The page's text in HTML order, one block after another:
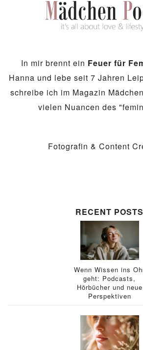
In mir brennt ein Feuer für
Hanna und lebe seit 7 Jahren
schreibe ich im Magazin
vielen Nuancen des
Fotografin & Content
RECENT POSTS
Wenn Wissen ins
geht: Podcasts,
Hörbücher und neue
Perspektiven